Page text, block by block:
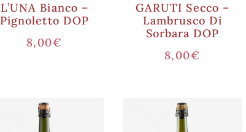
L’UNA Bianco –
Pignoletto DOP
8,00€
GARUTI Secco –
Lambrusco Di
Sorbara DOP
8,00€